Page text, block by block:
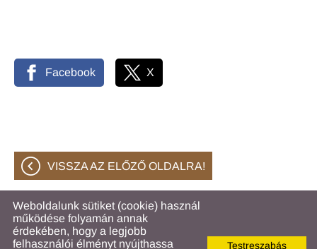
Facebook X
VISSZA AZ ELŐZŐ OLDALRA!
© 2026 - Hahóti Közös Önkormányzati Hivatal
Testreszabás
Weboldalunk sütiket (cookie) használ
működése folyamán annak
érdekében, hogy a legjobb
felhasználói élményt nyújthassa